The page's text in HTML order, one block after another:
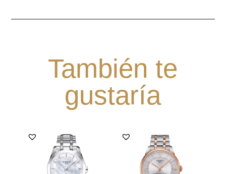
También te
gustaría